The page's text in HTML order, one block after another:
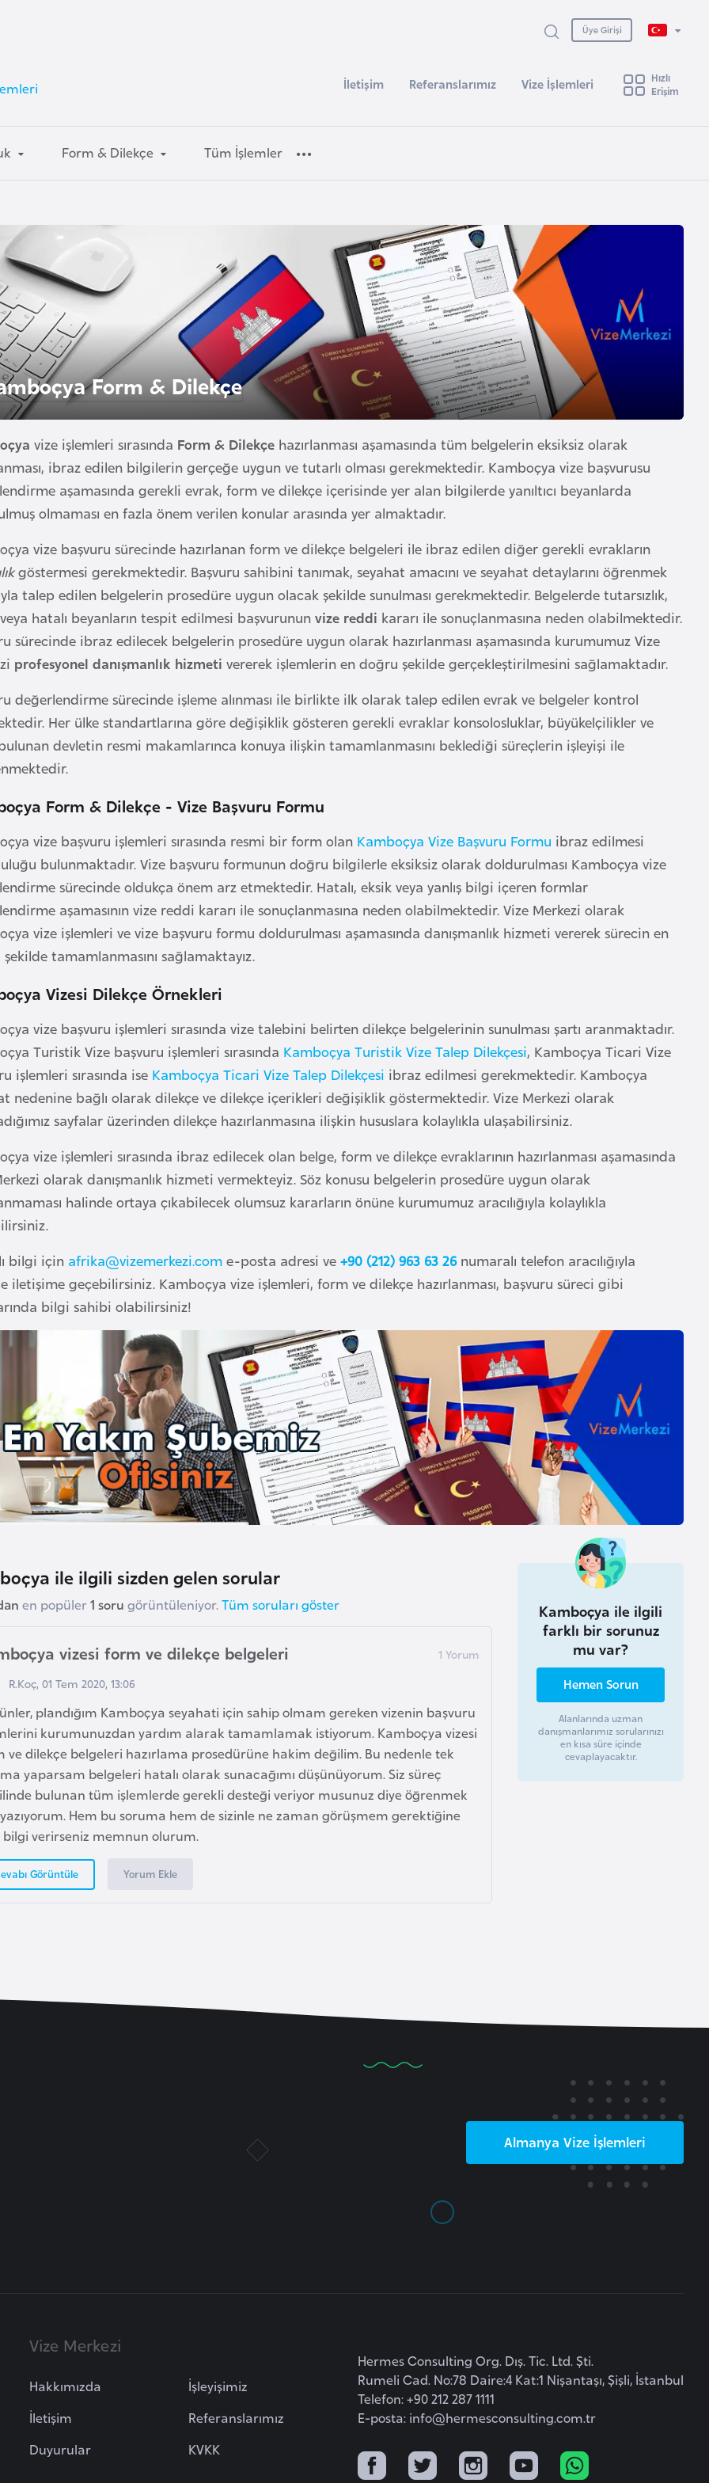
Üye Girişi
İletişim Referanslarımız Vize İşlemleri
Hızlı
Erişim
Form & Dilekçe Tüm İşlemler
Form & Dilekçe
vize işlemleri sırasında Form & Dilekçe hazırlanması aşamasında tüm belgelerin eksiksiz olarak
ibraz edilen bilgilerin gerçeğe uygun ve tutarlı olması gerekmektedir. Kamboçya vize başvurusu
aşamasında gerekli evrak, form ve dilekçe içerisinde yer alan bilgilerde yanıltıcı beyanlarda
olmaması en fazla önem verilen konular arasında yer almaktadır.
vize başvuru sürecinde hazırlanan form ve dilekçe belgeleri ile ibraz edilen diğer gerekli evrakların
göstermesi gerekmektedir. Başvuru sahibini tanımak, seyahat amacını ve seyahat detaylarını öğrenmek
talep edilen belgelerin prosedüre uygun olacak şekilde sunulması gerekmektedir. Belgelerde tutarsızlık,
veya hatalı beyanların tespit edilmesi başvurununvize reddi kararı ile sonuçlanmasına neden olabilmektedir.
sürecinde ibraz edilecek belgelerin prosedüre uygun olarak hazırlanması aşamasında kurumumuz Vize
profesyonel danışmanlık hizmeti vererek işlemlerin en doğru şekilde gerçekleştirilmesini sağlamaktadır.
değerlendirme sürecinde işleme alınması ile birlikte ilk olarak talep edilen evrak ve belgeler kontrol
Her ülke standartlarına göre değişiklik gösteren gerekli evraklar konsolosluklar, büyükelçilikler ve
devletin resmi makamlarınca konuya ilişkin tamamlanmasını beklediği süreçlerin işleyişi ile
Form & Dilekçe - Vize Başvuru Formu
vize başvuru işlemleri sırasında resmi bir form olan Kamboçya Vize Başvuru Formu ibraz edilmesi
bulunmaktadır. Vize başvuru formunun doğru bilgilerle eksiksiz olarak doldurulması Kamboçya vize
sürecinde oldukça önem arz etmektedir. Hatalı, eksik veya yanlış bilgi içeren formlar
aşamasının vize reddi kararı ile sonuçlanmasına neden olabilmektedir. Vize Merkezi olarak
vize işlemleri ve vize başvuru formu doldurulması aşamasında danışmanlık hizmeti vererek sürecin en
tamamlanmasını sağlamaktayız.
Vizesi Dilekçe Örnekleri
vize başvuru işlemleri sırasında vize talebini belirten dilekçe belgelerinin sunulması şartı aranmaktadır.
Turistik Vize başvuru işlemleri sırasında Kamboçya Turistik Vize Talep Dilekçesi, Kamboçya Ticari Vize
işlemleri sırasında ise Kamboçya Ticari Vize Talep Dilekçesi ibraz edilmesi gerekmektedir. Kamboçya
nedenine bağlı olarak dilekçe ve dilekçe içerikleri değişiklik göstermektedir. Vize Merkezi olarak
sayfalar üzerinden dilekçe hazırlanmasına ilişkin hususlara kolaylıkla ulaşabilirsiniz.
vize işlemleri sırasında ibraz edilecek olan belge, form ve dilekçe evraklarının hazırlanması aşamasında
olarak danışmanlık hizmeti vermekteyiz. Söz konusu belgelerin prosedüre uygun olarak
halinde ortaya çıkabilecek olumsuz kararların önüne kurumumuz aracılığıyla kolaylıkla
bilgi için afrika@vizemerkezi.com e-posta adresi ve +90 (212) 963 63 26numaralı telefon aracılığıyla
iletişime geçebilirsiniz. Kamboçya vize işlemleri, form ve dilekçe hazırlanması, başvuru süreci gibi
bilgi sahibi olabilirsiniz!
ile ilgili sizden gelen sorular
en popüler1 soru görüntüleniyor.Tüm soruları göster
vizesi form ve dilekçe belgeleri
R.Koç, 01 Tem 2020, 13:06
plandığım Kamboçya seyahati için sahip olmam gereken vizenin başvuru
kurumunuzdan yardım alarak tamamlamak istiyorum. Kamboçya vizesi
ve dilekçe belgeleri hazırlama prosedürüne hakim değilim. Bu nedenle tek
yaparsam belgeleri hatalı olarak sunacağımı düşünüyorum. Siz süreç
bulunan tüm işlemlerde gerekli desteği veriyor musunuz diye öğrenmek
Hem bu soruma hem de sizinle ne zaman görüşmem gerektiğine
verirseniz memnun olurum.
Görüntüle Yorum Ekle
Kamboçya ile ilgili
farklı bir sorunuz
mu var?
Hemen Sorun
Alanlarında uzman
danışmanlarımız sorularınızı
en kısa süre içinde
cevaplayacaktır.
Almanya Vize İşlemleri
Vize Merkezi
Hakkımızda
İletişim
Duyurular
İşleyişimiz
Referanslarımız
KVKK
Hermes Consulting Org. Dış. Tic. Ltd. Şti.
Rumeli Cad. No:78 Daire:4 Kat:1 Nişantaşı, Şişli, İstanbul
Telefon: +90 212 287 1111
E-posta: info@hermesconsulting.com.tr